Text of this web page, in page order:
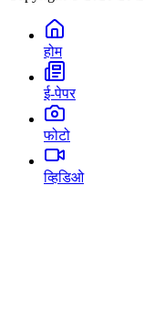
होम
ई-पेपर
फोटो
व्हिडिओ